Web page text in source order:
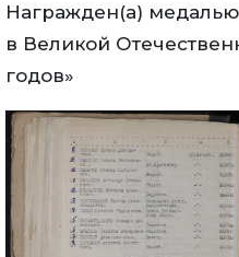
Награжден(а)
в Великой
годов»